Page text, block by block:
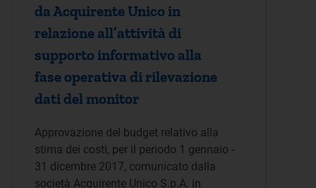
da Acquirente Unico in
relazione all’attività di
supporto informativo alla
fase operativa di rilevazione
dati del monitor
Approvazione del budget relativo alla
stima dei costi, per il periodo 1 gennaio -
31 dicembre 2017, comunicato dalla
società Acquirente Unico S.p.A. in